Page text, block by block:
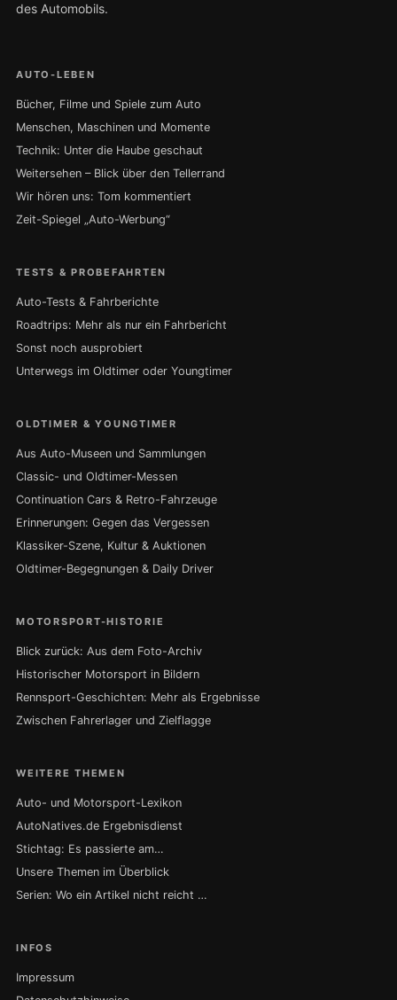
des Automobils.
AUTO-LEBEN
Bücher, Filme und Spiele zum Auto
Menschen, Maschinen und Momente
Technik: Unter die Haube geschaut
Weitersehen – Blick über den Tellerrand
Wir hören uns: Tom kommentiert
Zeit-Spiegel „Auto-Werbung“
TESTS & PROBEFAHRTEN
Auto-Tests & Fahrberichte
Roadtrips: Mehr als nur ein Fahrbericht
Sonst noch ausprobiert
Unterwegs im Oldtimer oder Youngtimer
OLDTIMER & YOUNGTIMER
Aus Auto-Museen und Sammlungen
Classic- und Oldtimer-Messen
Continuation Cars & Retro-Fahrzeuge
Erinnerungen: Gegen das Vergessen
Klassiker-Szene, Kultur & Auktionen
Oldtimer-Begegnungen & Daily Driver
MOTORSPORT-HISTORIE
Blick zurück: Aus dem Foto-Archiv
Historischer Motorsport in Bildern
Rennsport-Geschichten: Mehr als Ergebnisse
Zwischen Fahrerlager und Zielflagge
WEITERE THEMEN
Auto- und Motorsport-Lexikon
AutoNatives.de Ergebnisdienst
Stichtag: Es passierte am…
Unsere Themen im Überblick
Serien: Wo ein Artikel nicht reicht …
INFOS
Impressum